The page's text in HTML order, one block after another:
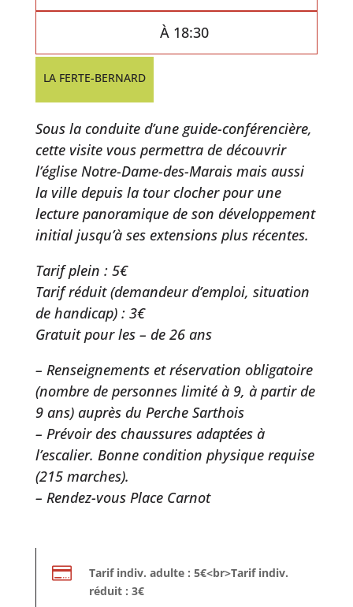
À 18:30
LA FERTE-BERNARD
Sous la conduite d’une guide-conférencière,
cette visite vous permettra de découvrir
l’église Notre-Dame-des-Marais mais aussi
la ville depuis la tour clocher pour une
lecture panoramique de son développement
initial jusqu’à ses extensions plus récentes.
Tarif plein : 5€
Tarif réduit (demandeur d’emploi, situation
de handicap) : 3€
Gratuit pour les – de 26 ans
– Renseignements et réservation obligatoire
(nombre de personnes limité à 9, à partir de
9 ans) auprès du Perche Sarthois
– Prévoir des chaussures adaptées à
l’escalier. Bonne condition physique requise
(215 marches).
– Rendez-vous Place Carnot

Tarif indiv. adulte : 5€<br>Tarif indiv.
réduit : 3€